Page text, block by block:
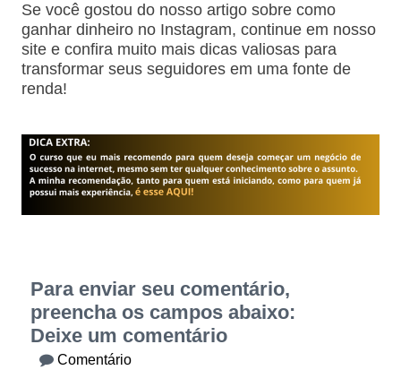
Se você gostou do nosso artigo sobre como
ganhar dinheiro no Instagram, continue em nosso
site e confira muito mais dicas valiosas para
transformar seus seguidores em uma fonte de
renda!
Para enviar seu comentário,
preencha os campos abaixo:
Deixe um comentário
Comentário